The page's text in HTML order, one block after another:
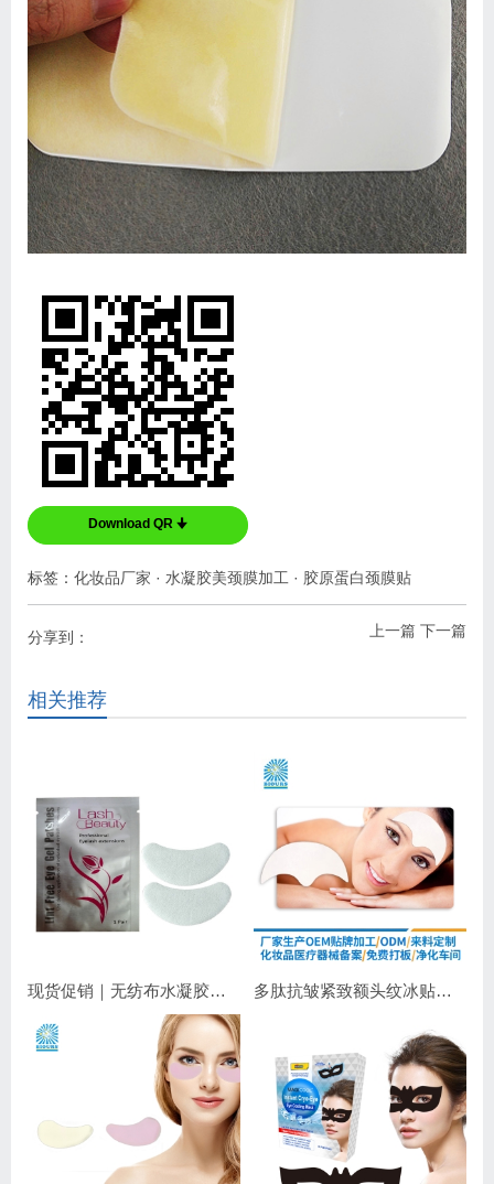
Download QR 🠋
标签： 化妆品厂家 · 水凝胶美颈膜加工 · 胶原蛋白颈膜贴
上一篇 下一篇
分享到：
相关推荐
现货促销｜无纺布水凝胶睫毛眼贴 嫁接睫毛专用 补水保湿不干扰操作 多肽抗皱紧致额头纹冰贴｜淡化抬头纹紧致显年轻